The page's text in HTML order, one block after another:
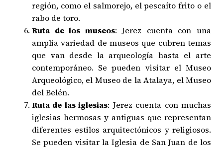
región, como el salmorejo, el pescaíto frito o el
rabo de toro.
Ruta de los museos: Jerez cuenta con una
amplia variedad de museos que cubren temas
que van desde la arqueología hasta el arte
contemporáneo. Se pueden visitar el Museo
Arqueológico, el Museo de la Atalaya, el Museo
del Belén.
Ruta de las iglesias: Jerez cuenta con muchas
iglesias hermosas y antiguas que representan
diferentes estilos arquitectónicos y religiosos.
Se pueden visitar la Iglesia de San Juan de los